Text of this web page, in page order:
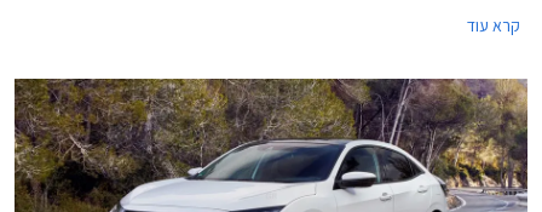
התצוגה של הונדה ברחבי הארץ.
קרא עוד